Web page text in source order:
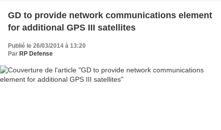
GD to provide network communications element
for additional GPS III satellites
Publié le 26/03/2014 à 13:20
Par RP Defense